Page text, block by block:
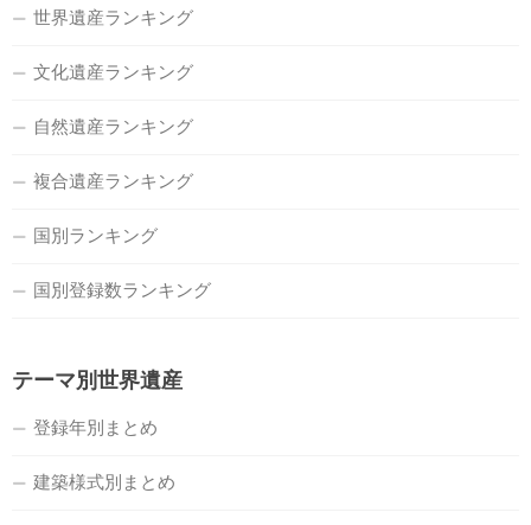
世界遺産ランキング
文化遺産ランキング
自然遺産ランキング
複合遺産ランキング
国別ランキング
国別登録数ランキング
テーマ別世界遺産
登録年別まとめ
建築様式別まとめ